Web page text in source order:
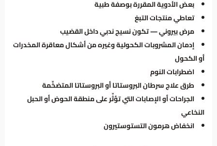
بعض الأدوية المقررة بوصفة طبية
تعاطي منتجات التبغ
مرض بيروني — تكون نسيج ندبي داخل القضيب
إدمان المشروبات الكحولية وغيره من أشكال معاقرة المخدرات
أو الكحول
اضطرابات النوم
طرق علاج سرطان البروستاتا أو البروستاتا المتضخِّمة
الجراحات أو الإصابات التي تؤثِّر على منطقة الحوض أو الحبل
النخاعي
انخفاض هرمون التستوستيرون